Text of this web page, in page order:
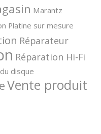
Marantz
Platine sur mesure
Réparateur
Réparation Hi-Fi
disque
Vente produit